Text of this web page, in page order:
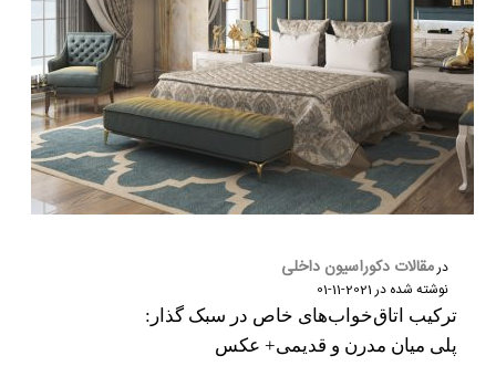
درمقالات دکوراسیون داخلی
نوشته شده در2021-11-01
ترکیب اتاق‌خواب‌های خاص در سبک گذار:
پلی میان مدرن و قدیمی+ عکس